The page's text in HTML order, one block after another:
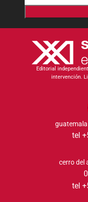
Editorial
intervención.
tel
cerro del
tel